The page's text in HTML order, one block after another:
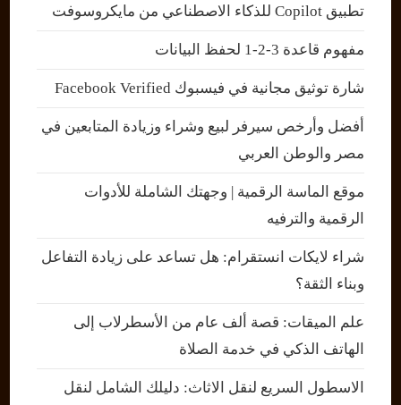
تطبيق Copilot للذكاء الاصطناعي من مايكروسوفت
مفهوم قاعدة 3-2-1 لحفظ البيانات
شارة توثيق مجانية في فيسبوك Facebook Verified
أفضل وأرخص سيرفر لبيع وشراء وزيادة المتابعين في
مصر والوطن العربي
موقع الماسة الرقمية | وجهتك الشاملة للأدوات
الرقمية والترفيه
شراء لايكات انستقرام: هل تساعد على زيادة التفاعل
وبناء الثقة؟
علم الميقات: قصة ألف عام من الأسطرلاب إلى
الهاتف الذكي في خدمة الصلاة
الاسطول السريع لنقل الاثاث: دليلك الشامل لنقل